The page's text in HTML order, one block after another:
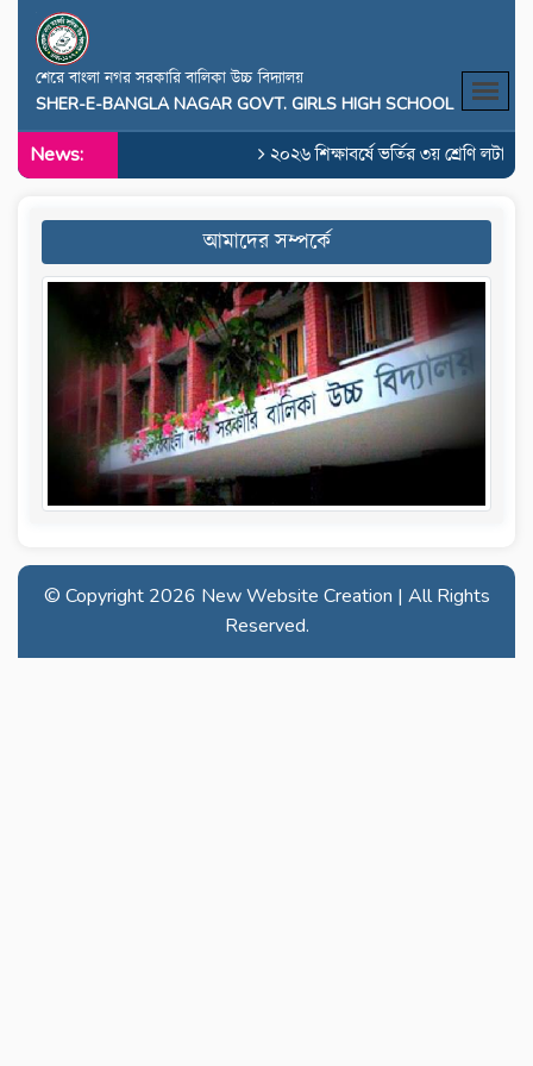
শেরে বাংলা নগর সরকারি বালিকা উচ্চ বিদ্যালয়
SHER-E-BANGLA NAGAR GOVT. GIRLS HIGH SCHOOL
News: ২০২৬ শিক্ষাবর্ষে ভর্তির ৩য় শ্রেণি লটারির
আমাদের সম্পর্কে
© Copyright 2026 New Website Creation | All Rights
Reserved.